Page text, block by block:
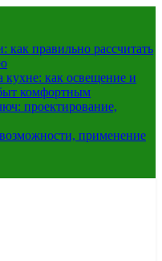
как правильно рассчитать
как освещение и
комфортным
проектирование,
применение